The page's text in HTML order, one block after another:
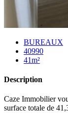
BUREAUX
40990
41m²
Description
Caze Immobilier
surface totale de